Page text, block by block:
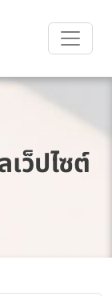
ว็ปไซต์